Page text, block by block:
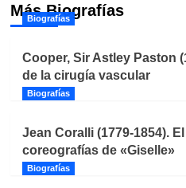
Más Biografías
Biografías
Cooper, Sir Astley Paston
de la cirugía vascular
Biografías
Jean Coralli (1779-1854).
coreografías de «Giselle»
Biografías